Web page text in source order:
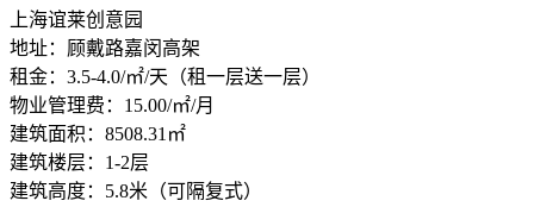
上海谊莱创意园
地址：顾戴路嘉闵高架
租金：3.5-4.0/㎡/天（租一层送一层）
物业管理费：15.00/㎡/月
建筑面积：8508.31㎡
建筑楼层：1-2层
建筑高度：5.8米（可隔复式）